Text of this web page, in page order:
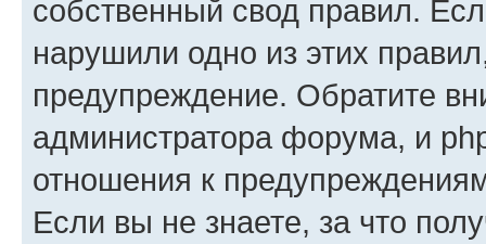
собственный свод правил.
нарушили одно из этих
предупреждение. Обратите
администратора форума, и
отношения к
Если вы не знаете, за что